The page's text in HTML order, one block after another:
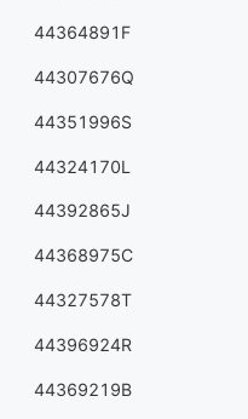
44364891F
44307676Q
44351996S
44324170L
44392865J
44368975C
44327578T
44396924R
44369219B